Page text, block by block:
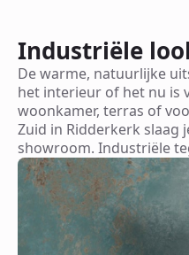
Industriële
De warme, natuurlijke
het interieur of het nu is
woonkamer, terras of
Zuid in Ridderkerk slaag
showroom. Industriële